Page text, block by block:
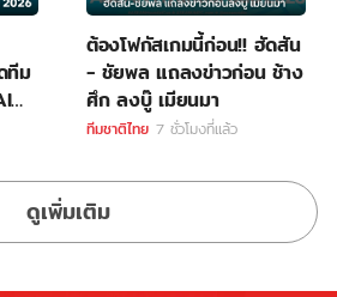
ทีม
ต้องโฟกัสเกมนี้ก่อน!! ฮัดสัน
- ชัยพล แถลงข่าวก่อน ช้าง
ศึก ลงบู๊ เมียนมา
ทีมชาติไทย 7 ชั่วโมงที่แล้ว
ดูเพิ่มเติม